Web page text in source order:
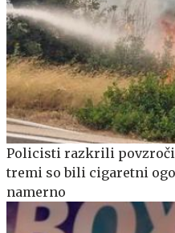
Policisti razkrili
tremi so bili cigaretni
namerno